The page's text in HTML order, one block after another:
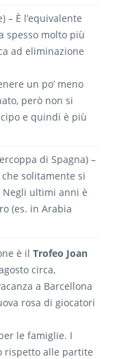
– È l’equivalente
spesso molto più
ad eliminazione
un po’ meno
però non si
e quindi è più
di Spagna) –
solitamente si
Negli ultimi anni è
(es. in Arabia
è il Trofeo Joan
circa,
a Barcellona
rosa di giocatori
le famiglie. I
rispetto alle partite